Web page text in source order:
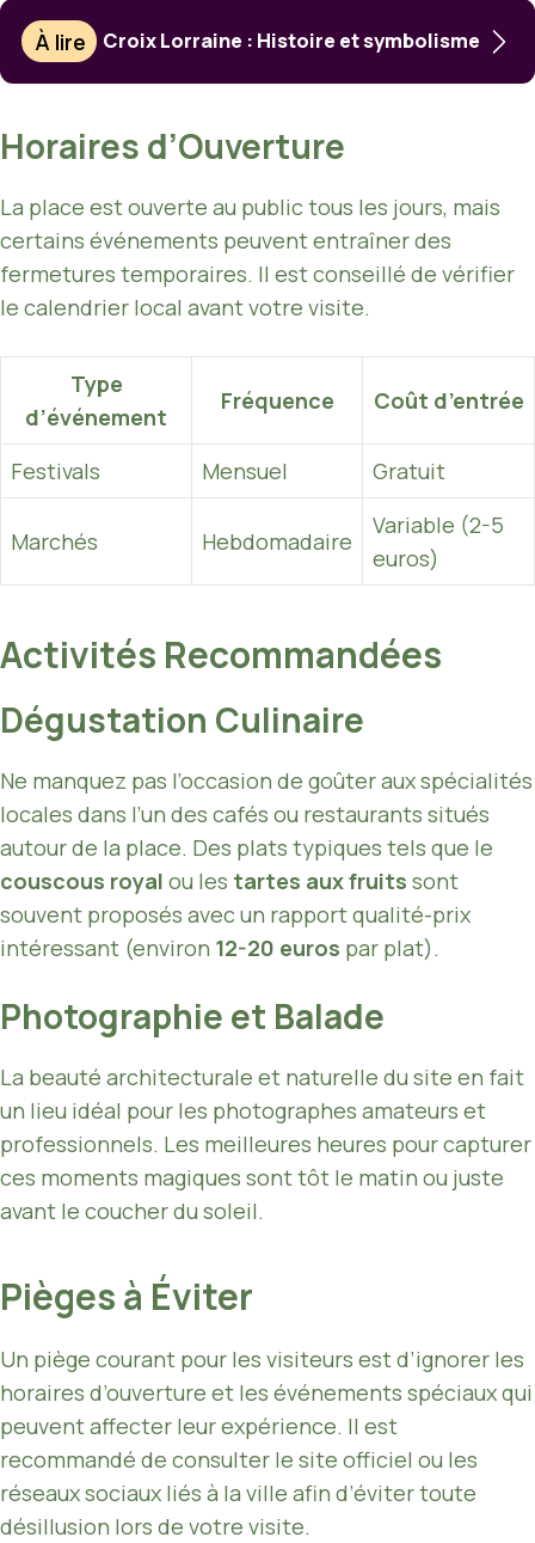
À lire Croix Lorraine : Histoire et symbolisme
Horaires d’Ouverture
La place est ouverte au public tous les jours, mais
certains événements peuvent entraîner des
fermetures temporaires. Il est conseillé de vérifier
le calendrier local avant votre visite.
Type
d’événement
Fréquence Coût d’entrée
Festivals Mensuel Gratuit
Marchés Hebdomadaire
Variable (2-5
euros)
Activités Recommandées
Dégustation Culinaire
Ne manquez pas l’occasion de goûter aux spécialités
locales dans l’un des cafés ou restaurants situés
autour de la place. Des plats typiques tels que le
couscous royal ou les tartes aux fruits sont
souvent proposés avec un rapport qualité-prix
intéressant (environ 12-20 euros par plat).
Photographie et Balade
La beauté architecturale et naturelle du site en fait
un lieu idéal pour les photographes amateurs et
professionnels. Les meilleures heures pour capturer
ces moments magiques sont tôt le matin ou juste
avant le coucher du soleil.
Pièges à Éviter
Un piège courant pour les visiteurs est d’ignorer les
horaires d’ouverture et les événements spéciaux qui
peuvent affecter leur expérience. Il est
recommandé de consulter le site officiel ou les
réseaux sociaux liés à la ville afin d’éviter toute
désillusion lors de votre visite.